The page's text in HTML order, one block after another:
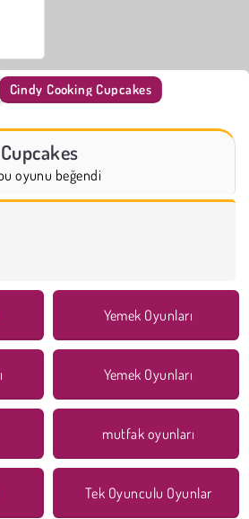
Cindy Cooking Cupcakes
oyunu beğendi
Yemek Oyunları
Yemek Oyunları
mutfak oyunları
Tek Oyunculu Oyunlar